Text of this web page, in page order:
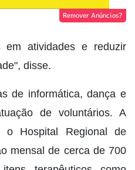
Remover Anúncios?
em atividades e reduzir
disse.
de informática, dança e
de voluntários. A
o Hospital Regional de
mensal de cerca de 700